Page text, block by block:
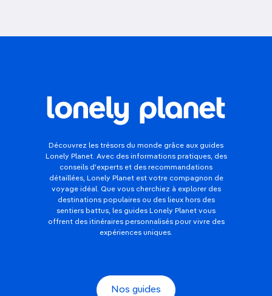
Découvrez les trésors du monde grâce aux guides
Lonely Planet. Avec des informations pratiques, des
conseils d'experts et des recommandations
détaillées, Lonely Planet est votre compagnon de
voyage idéal. Que vous cherchiez à explorer des
destinations populaires ou des lieux hors des
sentiers battus, les guides Lonely Planet vous
offrent des itinéraires personnalisés pour vivre des
expériences uniques.
Nos guides